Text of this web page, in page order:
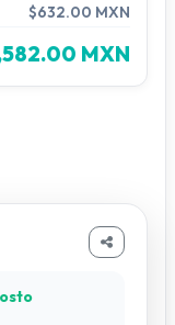
$632.00 MXN
MXN